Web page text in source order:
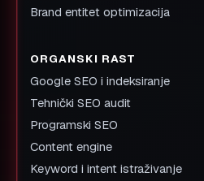
Brand entitet optimizacija
ORGANSKI RAST
Google SEO i indeksiranje
Tehnički SEO audit
Programski SEO
Content engine
Keyword i intent istraživanje